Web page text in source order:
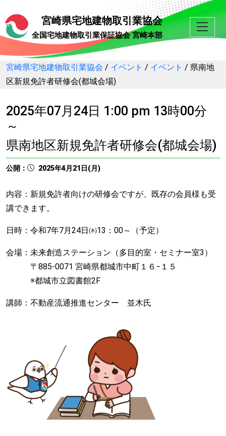
宮崎県宅地建物取引業協会
全国宅地建物取引業保証協会 宮崎本部
宮崎県宅地建物取引業協会 / イベント / イベント / 県南地
区新規免許者研修会(都城会場)
2025年07月24日 1:00 pm 13時00分
～
県南地区新規免許者研修会(都城会場)
公開： 2025年4月21日(月)
内容：新規免許者向けの研修会ですが、既存の会員様も受
講できます。
日時：令和7年7月24日㈭13：00～（予定）
会場：未来創造ステーション（多目的室・セミナー室3）
〒885-0071 宮崎県都城市中町１６−１５
※都城市立図書館2F
講師：不動産流通推進センター 並木氏